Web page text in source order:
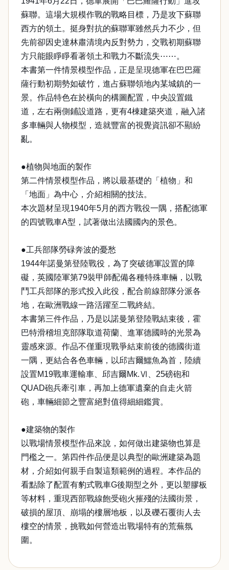
蘇聯。這場大規模作戰的戰略目標，乃是攻下蘇聯
西方的領土。挺身對抗的蘇聯軍雖然兵力不少，但
先前卻因史達林肅清境內反對勢力，交戰初期蘇聯
方只能眼睜睜看著領土和戰力不斷流失⋯⋯。
本書第一件情景模型作品，正是呈現德軍在巴巴羅
薩行動初期勢如破竹，進占蘇聯領地內某城鎮的一
景。作品特色在於橫向的構圖配置，中央設置鐵
道，左右兩側鋪設道路，更有4棟建築夾道，融入諸
多車輛與人物模型，造就豐富的視覺資訊卻不顯紛
亂。
●植物與地面的製作
第二件情景模型作品，將以最基礎的「植物」和
「地面」為中心，介紹相關的技法。
本次題材呈現1940年5月的西方戰役一隅，搭配德軍
的四號戰車A型，試著做出法國國內的景色。
●工兵部隊勞碌奔波的憂愁
1944年諾曼第登陸戰役，為了突破德軍設置的障
礙，英國陸軍第79裝甲師配備各種特殊車輛，以戰
鬥工兵部隊的形式投入此役，配合前線部隊分派各
地，在歐洲戰線一路活躍至二戰終結。
本書第三件作品，乃是以諾曼第登陸戰結束後，霍
巴特滑稽坦克部隊取道荷蘭、進軍德國時的光景為
靈感來源。作品不僅重現戰爭結束前後的德國街道
一隅，更結合各色車輛，以邱吉爾鱷魚為首，陸續
設置M19戰車運輸車、邱吉爾Mk.Ⅵ、25磅砲和
QUAD砲兵牽引車，再加上德軍遺棄的自走火箭
砲，車輛細節之豐富絕對值得細細鑑賞。
●建築物的製作
以戰場情景模型作品來說，如何做出建築物也算是
門檻之一。第四件作品便是以典型的歐洲建築為題
材，介紹如何親手自製這類範例的過程。本作品的
看點除了配置有豹式戰車G後期型之外，更以塑膠板
等材料，重現西部戰線飽受砲火摧殘的法國街景，
破損的屋頂、崩塌的樓層地板，以及礫石覆街人去
樓空的情景，挑戰如何營造出戰場特有的荒蕪氛
圍。